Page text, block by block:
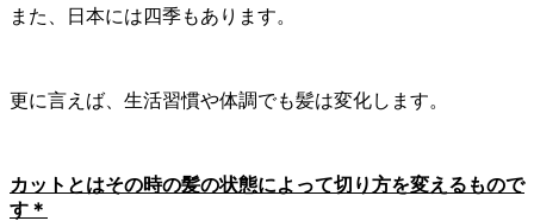
また、日本には四季もあります。
更に言えば、生活習慣や体調でも髪は変化します。
カットとはその時の髪の状態によって切り方を変えるもので
す＊